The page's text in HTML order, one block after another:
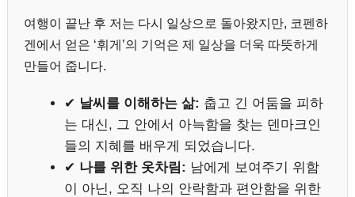
여행이 끝난 후 저는 다시 일상으로 돌아왔지만, 코펜하
겐에서 얻은 ‘휘게’의 기억은 제 일상을 더욱 따뜻하게
만들어 줍니다.
✔ 날씨를 이해하는 삶: 춥고 긴 어둠을 피하
는 대신, 그 안에서 아늑함을 찾는 덴마크인
들의 지혜를 배우게 되었습니다.
✔ 나를 위한 옷차림: 남에게 보여주기 위함
이 아닌, 오직 나의 안락함과 편안함을 위한